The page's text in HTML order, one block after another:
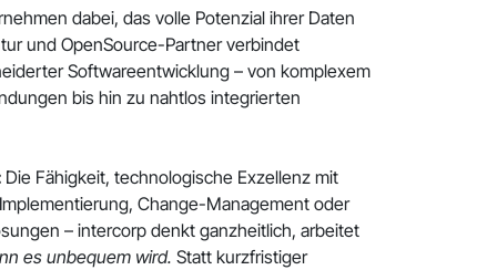
dabei, das volle Potenzial ihrer Daten
und OpenSource-Partner verbindet
Softwareentwicklung – von komplexem
bis hin zu nahtlos integrierten
Die Fähigkeit, technologische Exzellenz mit
Change-Management oder
– intercorp denkt ganzheitlich, arbeitet
es unbequem wird. Statt kurzfristiger